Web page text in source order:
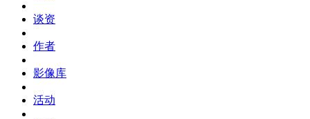
谈资
作者
影像库
活动